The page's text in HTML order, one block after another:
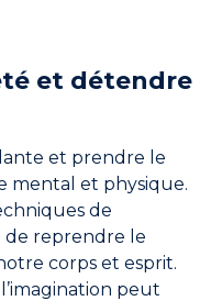
et détendre
et prendre le
mental et physique.
de
de reprendre le
corps et esprit.
peut